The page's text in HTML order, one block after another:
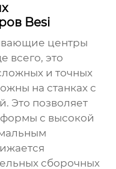
Besi
центры
всего, это
и точных
на станках с
Это позволяет
с высокой
сборочных